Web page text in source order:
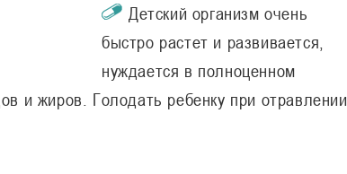
Детский организм очень
быстро растет и развивается,
нуждается в полноценном
и жиров. Голодать ребенку при отравлении